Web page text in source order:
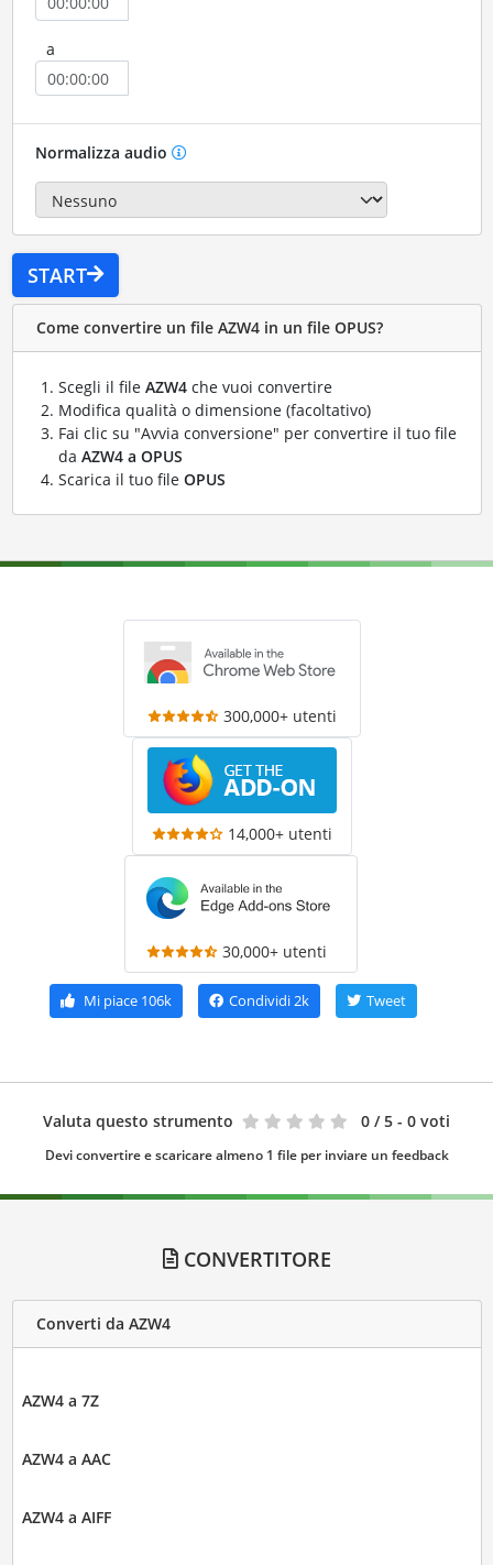
a
Normalizza audio
START
Come convertire un file AZW4 in un file OPUS?
Scegli il file AZW4che vuoi convertire
Modifica qualità o dimensione (facoltativo)
Fai clic su "Avvia conversione" per convertire il tuo file
da AZW4 a OPUS
Scarica il tuo file OPUS
300,000+ utenti
14,000+ utenti
30,000+ utenti
Mi piace 106k Condividi2k Tweet
Valuta questo strumento 0 / 5 - 0 voti
Devi convertire e scaricare almeno 1 file per inviare un feedback
CONVERTITORE
Converti da AZW4
AZW4 a 7Z
AZW4 a AAC
AZW4 a AIFF